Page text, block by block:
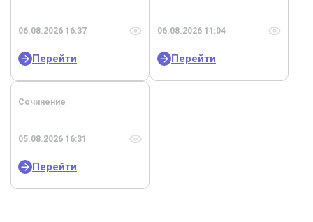
06.08.2026 16:37
Перейти
06.08.2026 11:04
Перейти
Сочинение
05.08.2026 16:31
Перейти